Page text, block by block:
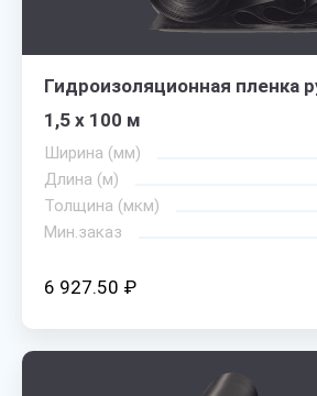
Гидроизоляционная пленка
1,5 х 100 м
Ширина (мм)
Длина (м)
Толщина (мкм)
Мин.заказ
6 927.50 ₽